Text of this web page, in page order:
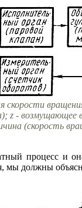
z -
(скорость
процесс и
мы должны